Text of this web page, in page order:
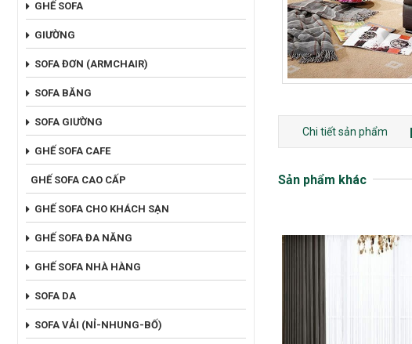
GHẾ SOFA
GIƯỜNG
SOFA ĐƠN (ARMCHAIR)
SOFA BĂNG
SOFA GIƯỜNG
GHẾ SOFA CAFE
GHẾ SOFA CAO CẤP
GHẾ SOFA CHO KHÁCH SẠN
GHẾ SOFA ĐA NĂNG
GHẾ SOFA NHÀ HÀNG
SOFA DA
SOFA VẢI (NỈ-NHUNG-BỐ)
Chi tiết sản phẩm
Sản phẩm khác